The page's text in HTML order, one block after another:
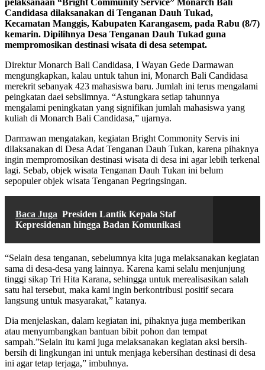
pelaksanaan “Bright Community Service” Monarch Bali
Candidasa dilaksanakan di Tenganan Dauh Tukad,
Kecamatan Manggis, Kabupaten Karangasem, pada Rabu (8/7)
kemarin. Dipilihnya Desa Tenganan Dauh Tukad guna
mempromosikan destinasi wisata di desa setempat.
Direktur Monarch Bali Candidasa, I Wayan Gede Darmawan
mengungkapkan, kalau untuk tahun ini, Monarch Bali Candidasa
merekrit sebanyak 423 mahasiswa baru. Jumlah ini terus mengalami
peingkatan daei sebslimnya. “Astungkara setiap tahunnya
mengalami peningkatan yang signifikan jumlah mahasiswa yang
kuliah di Monarch Bali Candidasa,” ujarnya.
Darmawan mengatakan, kegiatan Bright Commonity Servis ini
dilaksanakan di Desa Adat Tenganan Dauh Tukan, karena pihaknya
ingin mempromosikan destinasi wisata di desa ini agar lebih terkenal
lagi. Sebab, objek wisata Tenganan Dauh Tukan ini belum
sepopuler objek wisata Tenganan Pegringsingan.
Baca Juga Presiden Lantik Kepala Staf
Kepresidenan hingga Badan Komunikasi
“Selain desa tenganan, sebelumnya kita juga melaksanakan kegiatan
sama di desa-desa yang lainnya. Karena kami selalu menjunjung
tinggi sikap Tri Hita Karana, sehingga untuk merealisasikan salah
satu hal tersebut, maka kami ingin berkontribusi positif secara
langsung untuk masyarakat,” katanya.
Dia menjelaskan, dalam kegiatan ini, pihaknya juga memberikan
atau menyumbangkan bantuan bibit pohon dan tempat
sampah.”Selain itu kami juga melaksanakan kegiatan aksi bersih-
bersih di lingkungan ini untuk menjaga kebersihan destinasi di desa
ini agar tetap terjaga,” imbuhnya.